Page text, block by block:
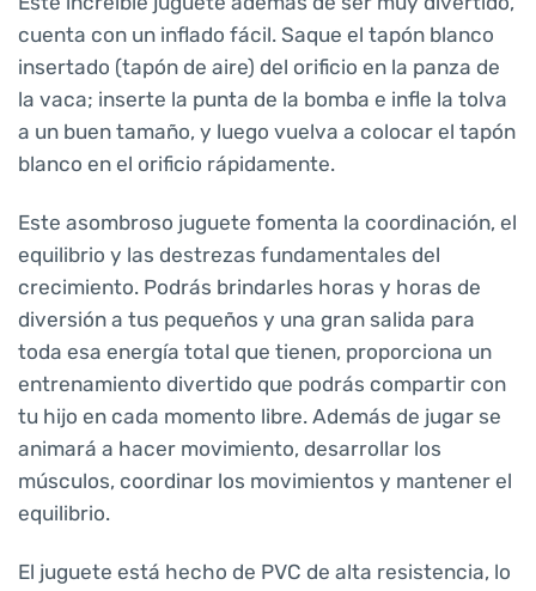
cuenta con un inflado fácil. Saque el tapón blanco
insertado (tapón de aire) del orificio en la panza de
la vaca; inserte la punta de la bomba e infle la tolva
a un buen tamaño, y luego vuelva a colocar el tapón
blanco en el orificio rápidamente.
Este asombroso juguete fomenta la coordinación, el
equilibrio y las destrezas fundamentales del
crecimiento. Podrás brindarles horas y horas de
diversión a tus pequeños y una gran salida para
toda esa energía total que tienen, proporciona un
entrenamiento divertido que podrás compartir con
tu hijo en cada momento libre. Además de jugar se
animará a hacer movimiento, desarrollar los
músculos, coordinar los movimientos y mantener el
equilibrio.
El juguete está hecho de PVC de alta resistencia, lo